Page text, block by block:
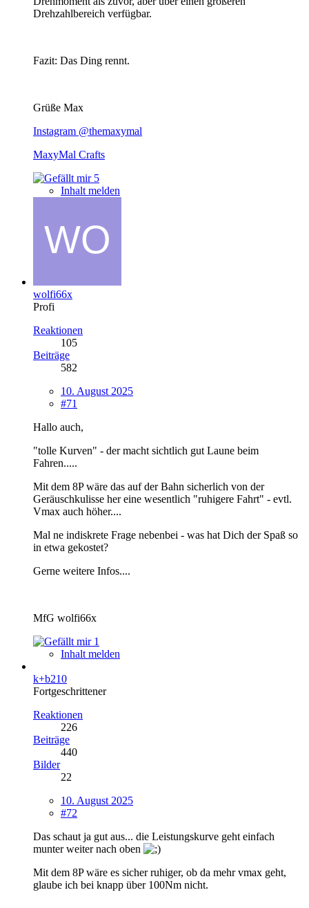
Drehzahlbereich verfügbar.
Fazit: Das Ding rennt.
Grüße Max
Instagram @themaxymal
MaxyMal Crafts
5
Inhalt melden
wolfi66x
Profi
Reaktionen
105
Beiträge
582
10. August 2025
#71
Hallo auch,
"tolle Kurven" - der macht sichtlich gut Laune beim
Fahren.....
Mit dem 8P wäre das auf der Bahn sicherlich von der
Geräuschkulisse her eine wesentlich "ruhigere Fahrt" - evtl.
Vmax auch höher....
Mal ne indiskrete Frage nebenbei - was hat Dich der Spaß so
in etwa gekostet?
Gerne weitere Infos....
MfG wolfi66x
1
Inhalt melden
k+b210
Fortgeschrittener
Reaktionen
226
Beiträge
440
Bilder
22
10. August 2025
#72
Das schaut ja gut aus... die Leistungskurve geht einfach
munter weiter nach oben
Mit dem 8P wäre es sicher ruhiger, ob da mehr vmax geht,
glaube ich bei knapp über 100Nm nicht.